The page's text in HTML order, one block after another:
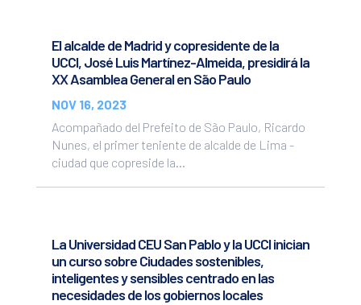
El alcalde de Madrid y copresidente de la
UCCI, José Luis Martínez-Almeida, presidirá la
XX Asamblea General en São Paulo
NOV 16, 2023
Acompañado del Prefeito de São Paulo, Ricardo
Nunes, el primer teniente de alcalde de Lima -
ciudad que copreside la...
La Universidad CEU San Pablo y la UCCI inician
un curso sobre Ciudades sostenibles,
inteligentes y sensibles centrado en las
necesidades de los gobiernos locales